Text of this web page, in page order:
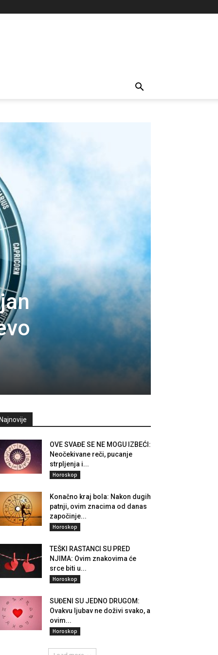
Najnovije
OVE SVAĐE SE NE MOGU IZBEĆI:
Neočekivane reči, pucanje
strpljenja i...
Horoskop
Konačno kraj bola: Nakon dugih
patnji, ovim znacima od danas
započinje...
Horoskop
TEŠKI RASTANCI SU PRED
NJIMA: Ovim znakovima će
srce biti u...
Horoskop
SUĐENI SU JEDNO DRUGOM:
Ovakvu ljubav ne doživi svako, a
ovim...
Horoskop